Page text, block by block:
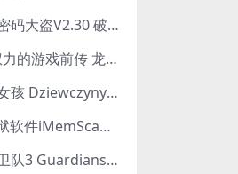
百度云密码大盗V2.30 破解分享链接提取码
HBO 权力的游戏前传 龙之家族 House of the Dragon (2022) 中字 1080P 更新4集
迪拜的女孩 Dziewczyny z Dubaju (2021) 1080P 中字
IOS 越狱软件iMemScan version1.2.6 游戏内存修改器
银河护卫队3 Guardians of the Galaxy Vol. 3 (2023)4K高清资源1080p只分享精品